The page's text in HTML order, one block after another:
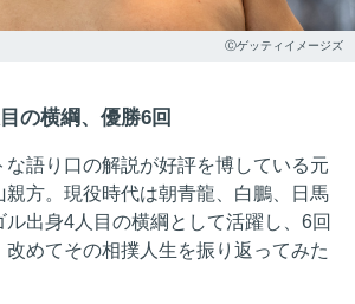
Ⓒゲッティイメージズ
の横綱、優勝6回
な語り口の解説が好評を博している元
親方。現役時代は朝青龍、白鵬、日馬
出身4人目の横綱として活躍し、6回
めてその相撲人生を振り返ってみた